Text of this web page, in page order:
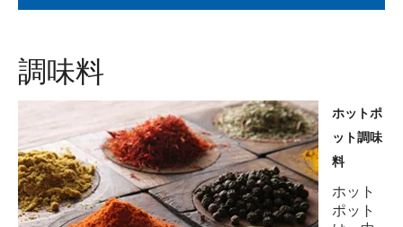
調味料
ホットポ
ット調味
料
ホット
ポット